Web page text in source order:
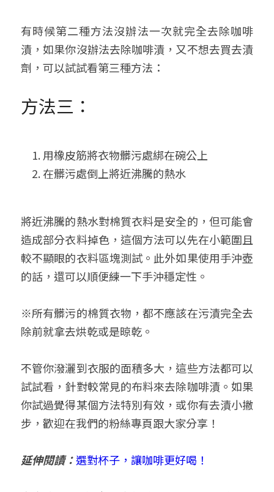
有時候第二種方法沒辦法一次就完全去除咖啡
漬，如果你沒辦法去除咖啡漬，又不想去買去漬
劑，可以試試看第三種方法：
方法三：
用橡皮筋將衣物髒污處綁在碗公上
在髒污處倒上將近沸騰的熱水
將近沸騰的熱水對棉質衣料是安全的，但可能會
造成部分衣料掉色，這個方法可以先在小範圍且
較不顯眼的衣料區塊測試。此外如果使用手沖壺
的話，還可以順便練一下手沖穩定性。
※所有髒污的棉質衣物，都不應該在污漬完全去
除前就拿去烘乾或是晾乾。
不管你潑灑到衣服的面積多大，這些方法都可以
試試看，針對較常見的布料來去除咖啡漬。如果
你試過覺得某個方法特別有效，或你有去漬小撇
步，歡迎在我們的粉絲專頁跟大家分享！
延伸閱讀：選對杯子，讓咖啡更好喝！